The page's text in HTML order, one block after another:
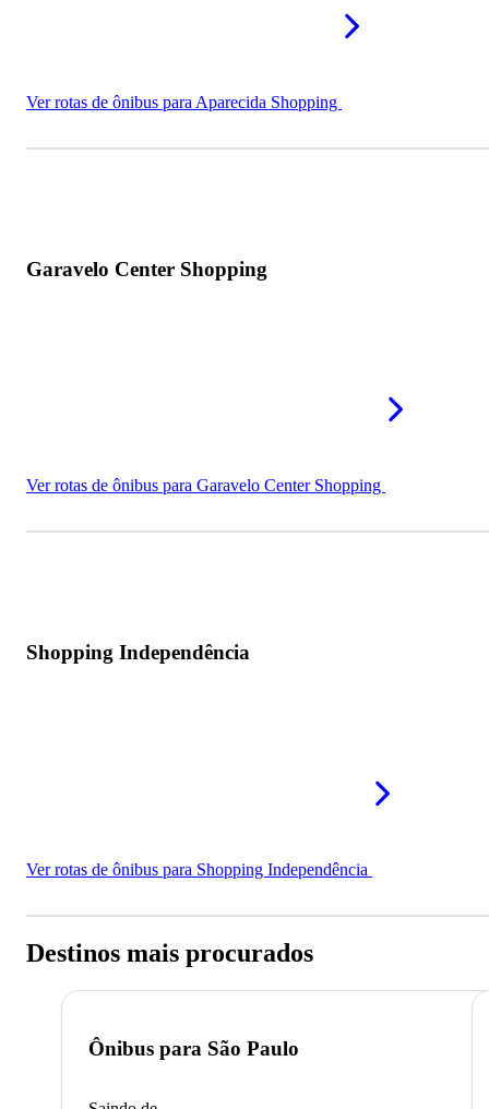
Ver rotas de ônibus para Aparecida Shopping
Garavelo Center Shopping
Ver rotas de ônibus para Garavelo Center Shopping
Shopping Independência
Ver rotas de ônibus para Shopping Independência
Destinos mais procurados
Ônibus para São Paulo